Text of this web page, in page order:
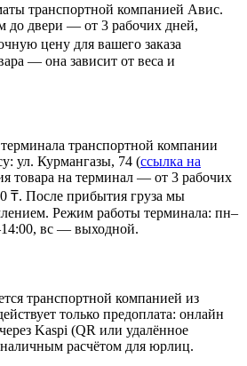
транспортной компанией Авис.
до двери — от 3 рабочих дней,
цену для вашего заказа
— она зависит от веса и
транспортной компании
ул. Курмангазы, 74 (ссылка на
товара на терминал — от 3 рабочих
₸. После прибытия груза мы
Режим работы терминала: пн–
вс — выходной.
транспортной компанией из
только предоплата: онлайн
Kaspi (QR или удалённое
расчётом для юрлиц.